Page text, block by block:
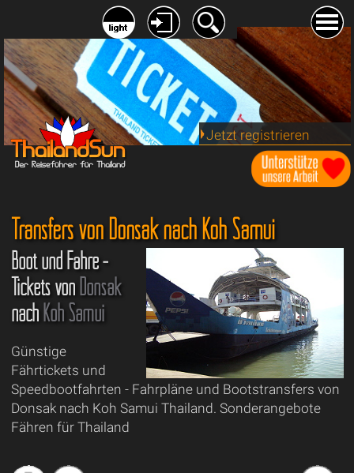
Jetzt registrieren
Transfers von Donsak nach Koh Samui
Boot und Fähre -
Tickets von Donsak
nach Koh Samui
Günstige
Fährtickets und
Speedbootfahrten - Fahrpläne und Bootstransfers von
Donsak nach Koh Samui Thailand. Sonderangebote
Fähren für Thailand